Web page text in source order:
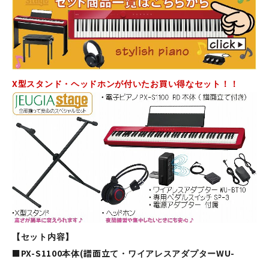
X型スタンド・ヘッドホンが付いたお買い得なセット！！
【セット内容】
■PX-S1100本体(譜面立て・ワイアレスアダプターWU-